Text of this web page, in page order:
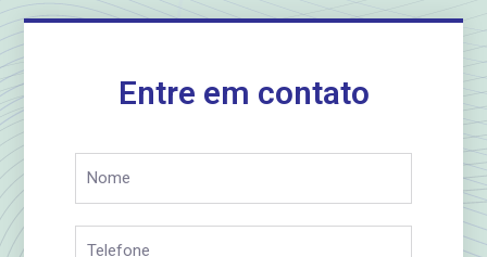
Entre em contato